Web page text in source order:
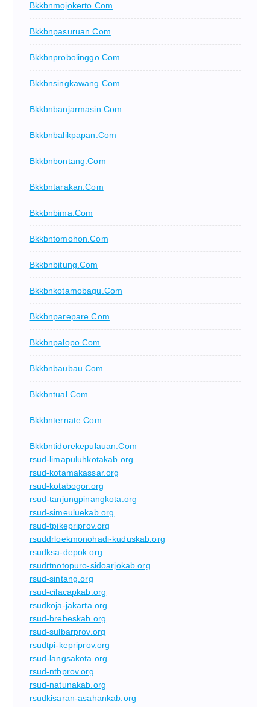
Bkkbnmojokerto.com
Bkkbnpasuruan.com
Bkkbnprobolinggo.com
Bkkbnsingkawang.com
Bkkbnbanjarmasin.com
Bkkbnbalikpapan.com
Bkkbnbontang.com
Bkkbntarakan.com
Bkkbnbima.com
Bkkbntomohon.com
Bkkbnbitung.com
Bkkbnkotamobagu.com
Bkkbnparepare.com
Bkkbnpalopo.com
Bkkbnbaubau.com
Bkkbntual.com
Bkkbnternate.com
Bkkbntidorekepulauan.com
rsud-limapuluhkotakab.org
rsud-kotamakassar.org
rsud-kotabogor.org
rsud-tanjungpinangkota.org
rsud-simeuluekab.org
rsud-tpikepriprov.org
rsuddrloekmonohadi-kuduskab.org
rsudksa-depok.org
rsudrtnotopuro-sidoarjokab.org
rsud-sintang.org
rsud-cilacapkab.org
rsudkoja-jakarta.org
rsud-brebeskab.org
rsud-sulbarprov.org
rsudtpi-kepriprov.org
rsud-langsakota.org
rsud-ntbprov.org
rsud-natunakab.org
rsudkisaran-asahankab.org